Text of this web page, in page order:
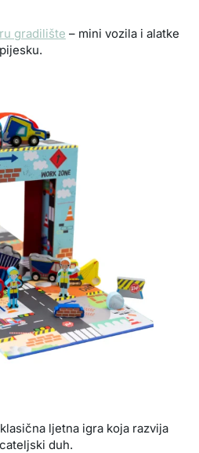
gradilište – mini vozila i alatke
ljetna igra koja razvija
duh.